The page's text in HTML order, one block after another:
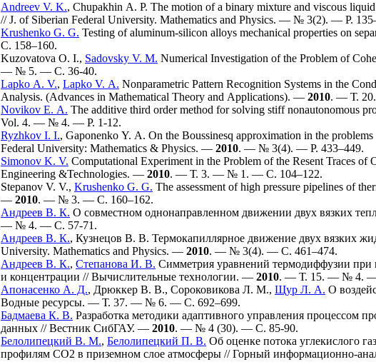
Andreev V. K., Chupakhin A. P. The motion of a binary mixture and viscous
// J. of Siberian Federal University. Mathematics and Physics. — № 3(2). — P. 1
Krushenko G. G. Testing of aluminum-silicon alloys mechanical properties on
С. 1 58–160.
Kuzovatova O. I., Sadovsky V. M. Numerical Investigation of the Problem of
— № 5. — С. 36-40.
Lapko A. V., Lapko V. A. Nonparametric Рattern Recognition Systems in the
Analysis. (Advances in Mathematical Theory and Applications). — 2010. — Т.
Novikov E. A. The additive third order method for solving stiff nonautonomous
Vol. 4. — № 4. — P. 1-12.
Ryzhkov I. I., Gaponenko Y. A. On the Boussinesq approximation in the
Federal University: Mathematics & Physics. — 2010. — № 3(4). — P. 433–449.
Simonov K. V. Computational Experiment in the Problem of the Resent Traces
Engineering &Technologies. — 2010. — Т. 3. — № 1. — С. 104–122.
Stepanov V. V., Krushenko G. G. The assessment of high pressure pipelines of
— 2010. — № 3. — С. 160–162.
Андреев В. К. О совместном однонаправленном движении двух вязких
— № 4. — С. 57-71.
Андреев В. К., Кузнецов В. В. Термокапиллярное движение двух вязких
University. Mathematics and Physics. — 2010. — № 3(4). — С. 461–474.
Андреев В. К., Степанова И. В. Симметрия уравнений термодиффузии при
и концентрации // Вычислительные технологии. — 2010. — Т. 15. — № 4. —
Апонасенко А. Д., Дрюккер В. В., Сороковикова Л. М., Щур Л. А. О
Водные ресурсы. — Т. 37. — № 6. — С. 692–699.
Бадмаева К. В. Разработка методики адаптивного управления процессом
данных // Вестник СибГАУ. — 2010. — № 4 (30). — С. 85-90.
Белолипецкий В. М., Белолипецкий П. В. Об оценке потока углекислого
профилям СО2 в приземном слое атмосферы // Горный информационно-